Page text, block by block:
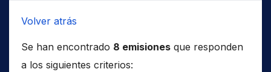
Volver atrás
Se han encontrado 8 emisiones que responden
a los siguientes criterios: